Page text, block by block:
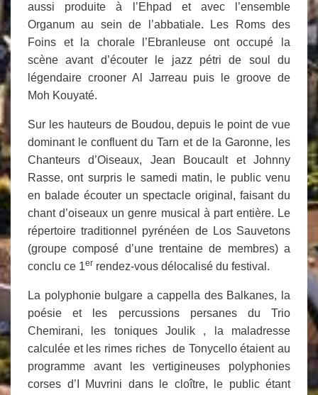
aussi produite à l’Ehpad et avec l’ensemble
Organum au sein de l’abbatiale. Les Roms des
Foins et la chorale l’Ebranleuse ont occupé la
scène avant d’écouter le jazz pétri de soul du
légendaire crooner Al Jarreau puis le groove de
Moh Kouyaté.
Sur les hauteurs de Boudou, depuis le point de vue
dominant le confluent du Tarn et de la Garonne, les
Chanteurs d’Oiseaux, Jean Boucault et Johnny
Rasse, ont surpris le samedi matin, le public venu
en balade écouter un spectacle original, faisant du
chant d’oiseaux un genre musical à part entière. Le
répertoire traditionnel pyrénéen de Los Sauvetons
(groupe composé d’une trentaine de membres) a
conclu ce 1er rendez-vous délocalisé du festival.
La polyphonie bulgare a cappella des Balkanes, la
poésie et les percussions persanes du Trio
Chemirani, les toniques Joulik , la maladresse
calculée et les rimes riches de Tonycello étaient au
programme avant les vertigineuses polyphonies
corses d’I Muvrini dans le cloître, le public étant